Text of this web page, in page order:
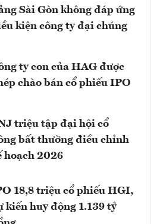
Sài Gòn không đáp ứng
kiện công ty đại chúng
ty con của HAG được
chào bán cổ phiếu IPO
triệu tập đại hội cổ
bất thường điều chỉnh
hoạch 2026
18,8 triệu cổ phiếu HGI,
kiến huy động 1.139 tỷ